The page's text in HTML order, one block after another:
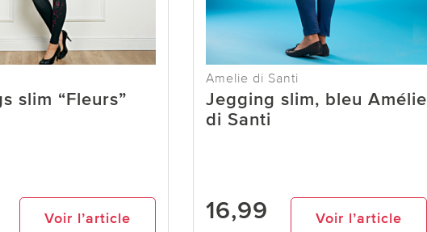
slim “Fleurs”
Voir l’article
Amelie di Santi
Jegging slim, bleu Amélie
di Santi
16,99 Voir l’article